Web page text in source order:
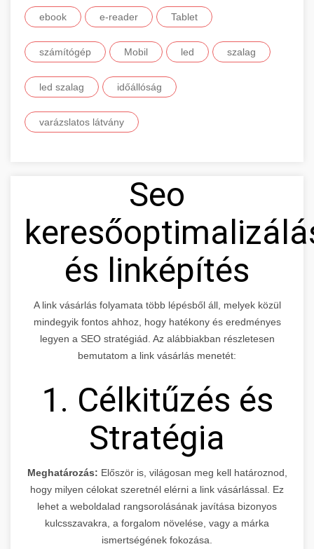
ebook e-reader Tablet
számítógép Mobil led szalag
led szalag időállóság
varázslatos látvány
Seo
és linképítés
A link vásárlás folyamata több lépésből áll, melyek közül
mindegyik fontos ahhoz, hogy hatékony és eredményes
legyen a SEO stratégiád. Az alábbiakban részletesen
bemutatom a link vásárlás menetét:
1. Célkitűzés és
Stratégia
Meghatározás: Először is, világosan meg kell határoznod,
hogy milyen célokat szeretnél elérni a link vásárlással. Ez
lehet a weboldalad rangsorolásának javítása bizonyos
kulcsszavakra, a forgalom növelése, vagy a márka
ismertségének fokozása.